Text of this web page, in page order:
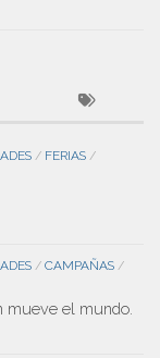
/ FERIAS /
/ CAMPAÑAS /
mueve el mundo.